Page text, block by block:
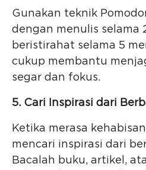
Gunakan teknik
dengan menulis selama
beristirahat selama 5
cukup membantu
segar dan fokus.
5. Cari Inspirasi dari
Ketika merasa
mencari inspirasi dari
Bacalah buku, artikel,